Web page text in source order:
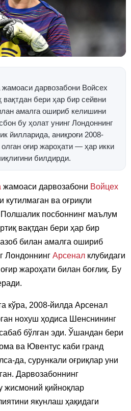
дарвозабони Войсех
бери ҳар бир сейвни
амалга ошириб келишини
бу ҳолат унинг Лондоннинг
йилларида, аниқроғи 2008-
оғир жароҳати — ҳар икки
билдирди.
жамоаси дарвозабони Войцех
кутилмаган ва оғриқли
Полшалик посбоннинг маълум
вақтдан бери ҳар бир
билан амалга ошириб
Лондоннинг Арсенал клубидаги
жароҳати билан боғлиқ. Бу
кўра, 2008-йилда Арсенал
нохуш ҳодиса Шенснининг
бўлган эди. Ўшандан бери
ва Ювентус каби гранд
да, сурункали оғриқлар уни
Дарвозабоннинг
жисмоний қийноқлар
якунлаш ҳақидаги